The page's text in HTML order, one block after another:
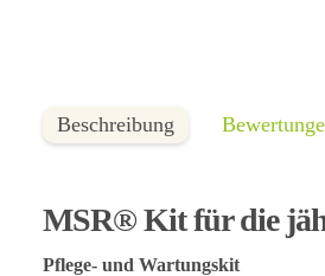
Beschreibung
MSR® Kit für die
Pflege- und Wartungskit